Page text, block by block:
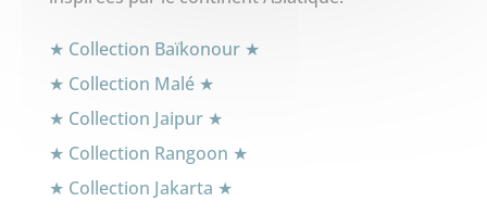
★ Collection Baïkonour ★
★ Collection Malé ★
★ Collection Jaipur ★
★ Collection Rangoon ★
★ Collection Jakarta ★